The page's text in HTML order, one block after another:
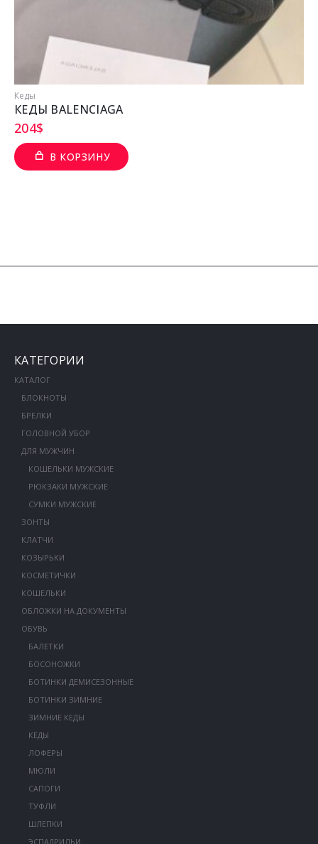
Кеды
КЕДЫ BALENCIAGA
204$
В КОРЗИНУ
КАТЕГОРИИ
КАТАЛОГ
БЛОКНОТЫ
БРЕЛКИ
ГОЛОВНОЙ УБОР
ДЛЯ МУЖЧИН
КОШЕЛЬКИ МУЖСКИЕ
РЮКЗАКИ МУЖСКИЕ
СУМКИ МУЖСКИЕ
ЗОНТЫ
КЛАТЧИ
КОЗЫРЬКИ
КОСМЕТИЧКИ
КОШЕЛЬКИ
ОБЛОЖКИ НА ДОКУМЕНТЫ
ОБУВЬ
БАЛЕТКИ
БОСОНОЖКИ
БОТИНКИ ДЕМИСЕЗОННЫЕ
БОТИНКИ ЗИМНИЕ
ЗИМНИЕ КЕДЫ
КЕДЫ
ЛОФЕРЫ
МЮЛИ
САПОГИ
ТУФЛИ
ШЛЕПКИ
ЭСПАДРИЛЬИ